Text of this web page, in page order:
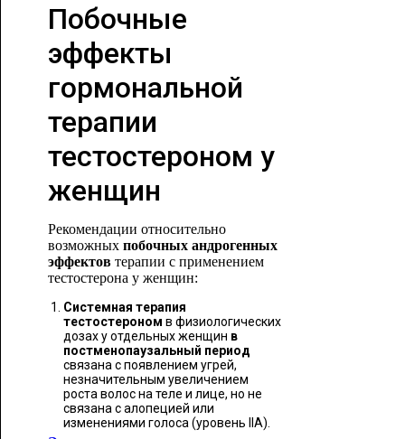
Побочные
эффекты
гормональной
терапии
тестостероном у
женщин
Рекомендации относительно
возможных побочных андрогенных
эффектов терапии с применением
тестостерона у женщин:
Системная терапия
тестостероном в физиологических
дозах у отдельных женщин в
постменопаузальный период
связана с появлением угрей,
незначительным увеличением
роста волос на теле и ​​лице, но не
связана с алопецией или
изменениями голоса (уровень IIА).